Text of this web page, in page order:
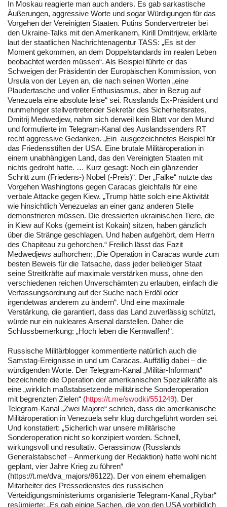
In Moskau reagierte man auch anders. Es gab sarkastische
Äußerungen, aggressive Worte und sogar Würdigungen für das
Vorgehen der Vereinigten Staaten. Putins Sondervertreter bei
den Ukraine-Talks mit den Amerikanern, Kirill Dmitrijew, erklärte
laut der staatlichen Nachrichtenagentur TASS: „Es ist der
Moment gekommen, an dem Doppelstandards im realen Leben
beobachtet werden müssen“. Als Beispiel führte er das
Schweigen der Präsidentin der Europäischen Kommission, von
Ursula von der Leyen an, die nach seinen Worten „eine
Plaudertasche und voller Enthusiasmus, aber in Bezug auf
Venezuela eine absolute leise“ sei. Russlands Ex-Präsident und
nunmehriger stellvertretender Sekretär des Sicherheitsrates,
Dmitrij Medwedjew, nahm sich derweil kein Blatt vor den Mund
und formulierte im Telegram-Kanal des Auslandssenders RT
recht aggressive Gedanken. „Ein ausgezeichnetes Beispiel für
das Friedensstiften der USA. Eine brutale Militäroperation in
einem unabhängigen Land, das den Vereinigten Staaten mit
nichts gedroht hatte. … Kurz gesagt: Noch ein glänzender
Schritt zum (Friedens-) Nobel (-Preis)“. Der „Falke“ nutzte das
Vorgehen Washingtons gegen Caracas gleichfalls für eine
verbale Attacke gegen Kiew. „Тrump hätte solch eine Aktivität
wie hinsichtlich Venezuelas an einer ganz anderen Stelle
demonstrieren müssen. Die dressierten ukrainischen Tiere, die
in Kiew auf Koks (gemeint ist Kokain) sitzen, haben gänzlich
über die Stränge geschlagen. Und haben aufgehört, dem Herrn
des Chapiteau zu gehorchen.“ Freilich lässt das Fazit
Medwedjews aufhorchen: „Die Operation in Caracas wurde zum
besten Beweis für die Tatsache, dass jeder beliebiger Staat
seine Streitkräfte auf maximale verstärken muss, ohne den
verschiedenen reichen Unverschämten zu erlauben, einfach die
Verfassungsordnung auf der Suche nach Erdöl oder
irgendetwas anderem zu ändern“. Und eine maximale
Verstärkung, die garantiert, dass das Land zuverlässig schützt,
würde nur ein nukleares Arsenal darstellen. Daher die
Schlussbemerkung: „Hoch leben die Kernwaffen!“.
Russische Militärblogger kommentierte natürlich auch die
Samstag-Ereignisse in und um Caracas. Auffällig dabei – die
würdigenden Worte. Der Telegram-Kanal „Militär-Informant“
bezeichnete die Operation der amerikanischen Spezialkräfte als
eine „wirklich maßstabsetzende militärische Sonderoperation
mit begrenzten Zielen“ (https://t.me/swodki/551249). Der
Telegram-Kanal „Zwei Majore“ schrieb, dass die amerikanische
Militäroperation in Venezuela sehr klug durchgeführt worden sei.
Und konstatiert: „Sicherlich war unsere militärische
Sonderoperation nicht so konzipiert worden. Schnell,
wirkungsvoll und resultativ. Gerassimow (Russlands
Generalstabschef – Anmerkung der Redaktion) hatte wohl nicht
geplant, vier Jahre Krieg zu führen“
(https://t.me/dva_majors/86122). Der von einem ehemaligen
Mitarbeiter des Pressedienstes des russischen
Verteidigungsministeriums organisierte Telegram-Kanal „Rybar“
resümierte: „Es gab einige Sachen, die von den USA vorbildlich